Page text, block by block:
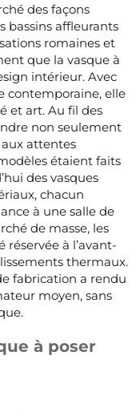
des façons
bassins affleurants
romaines et
que la vasque à
intérieur. Avec
contemporaine, elle
et art. Au fil des
non seulement
attentes
étaient faits
des vasques
chacun
à une salle de
de masse, les
à l’avant-
thermaux.
fabrication a rendu
moyen, sans
à poser